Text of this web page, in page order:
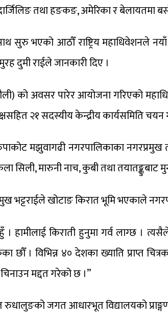
तथा हङकङ, अमेरिका र बेलायतमा
साथ सुरु भएको आठौँ राष्ट्रिय महाधिवेशनले
दुमी राईले जानकारी दिए ।
को अवसर पारेर आयोजना गरिएको
२१ सदस्यीय केन्द्रीय कार्यसमिति चयन
मझुवागढी नगरपालिकाका नगरप्रमुख
मारुनी नाच, कुबी तथा तयातङ्कुबाट
भट्टराईले खोटाङ किरात भूमि भएकाले
हुँ । हामीलाई किराती हुनुमा गर्व लाग्छ
छौँ । विभिन्न ४० देशका ख्याति प्राप्त
मद्दत गरेको छ ।”
रुधालुङको जगत आधारभूत विद्यालयको